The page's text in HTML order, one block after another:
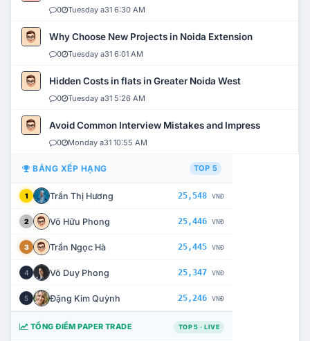
0 Tuesday a31 6:30 AM
Why Choose New Projects in Noida Extension
0 Tuesday a31 6:01 AM
Hidden Costs in flats in Greater Noida West
0 Tuesday a31 5:26 AM
Avoid Common Interview Mistakes and Impress
0 Monday a31 10:55 AM
BẢNG XẾP HẠNG TOP 5
1 Trần Thị Hương 25,548 VNĐ
2 Võ Hữu Phong 25,446 VNĐ
3 Trần Ngọc Hà 25,445 VNĐ
4 Võ Duy Phong 25,347 VNĐ
5 Đặng Kim Quỳnh 25,246 VNĐ
TỔNG ĐIỂM PAPER TRADE TOP 5 · LIVE